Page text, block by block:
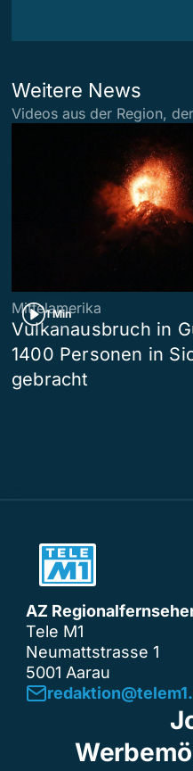
Weitere News
Videos aus der Region,
1 Min
Mittelamerika
Vulkanausbruch in
1400 Personen in
gebracht
AZ
Tele M1
Neumattstrasse 1
5001 Aarau